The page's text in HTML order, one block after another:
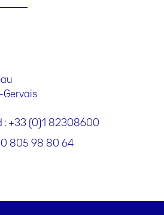
: +33 (0)1 82308600
0 805 98 80 64